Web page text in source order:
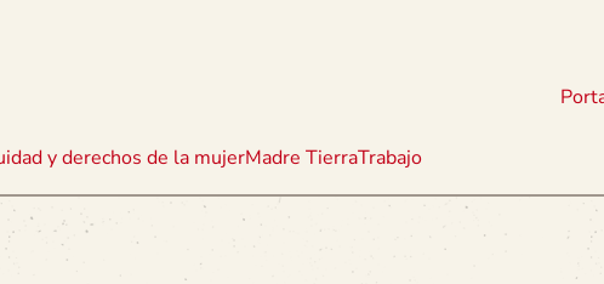
y derechos de la mujerMadre TierraTrabajo